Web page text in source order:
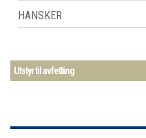
HANSKER
Utstyr til avfetting